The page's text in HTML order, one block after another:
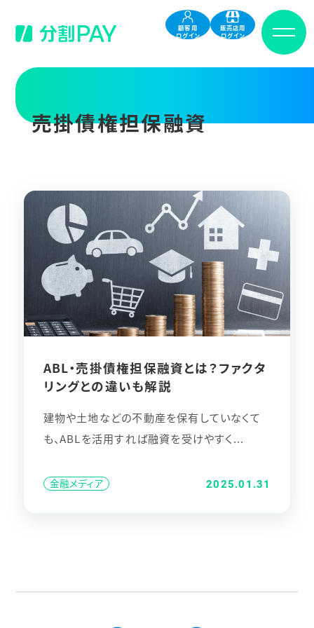
顧客用
ログイン
販売店用
ログイン
売掛債権担保融資
ABL・売掛債権担保融資とは？ファクタ
リングとの違いも解説
建物や土地などの不動産を保有していなくて
も、ABLを活用すれば融資を受けやすく...
金融メディア 2025.01.31